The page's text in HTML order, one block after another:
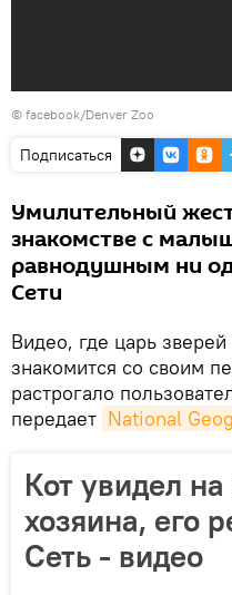
© facebook/Denver Zoo
Подписаться
Умилительный
знакомстве с
равнодушным ни
Сети
Видео, где царь
знакомится со своим
растрогало
передает National
Кот увидел
хозяина, его
Сеть - видео